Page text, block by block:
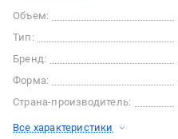
Объем:
Тип:
Бренд:
Форма:
Страна-производитель:
Все характеристики